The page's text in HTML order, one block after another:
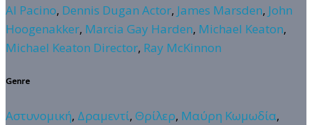
Al Pacino, Dennis Dugan Actor, James Marsden, John
Hoogenakker, Marcia Gay Harden, Michael Keaton,
Michael Keaton Director, Ray McKinnon
Genre
Αστυνομική, Δραμεντί, Θρίλερ, Μαύρη Κωμωδία,